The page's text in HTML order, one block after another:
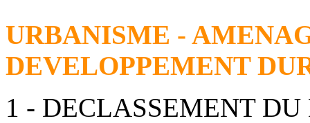
URBANISME -
DEVELOPPEMENT
1 - DECLASSEMENT